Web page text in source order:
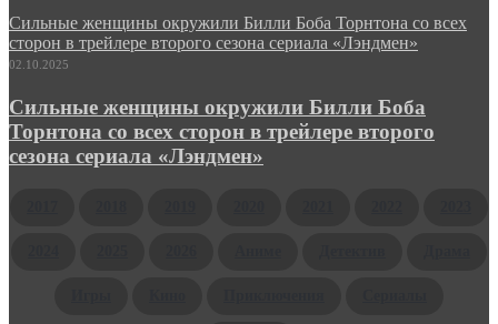
Сильные женщины окружили Билли Боба Торнтона со всех
сторон в трейлере второго сезона сериала «Лэндмен»
02.10.2025
Сильные женщины окружили Билли Боба
Торнтона со всех сторон в трейлере второго
сезона сериала «Лэндмен»